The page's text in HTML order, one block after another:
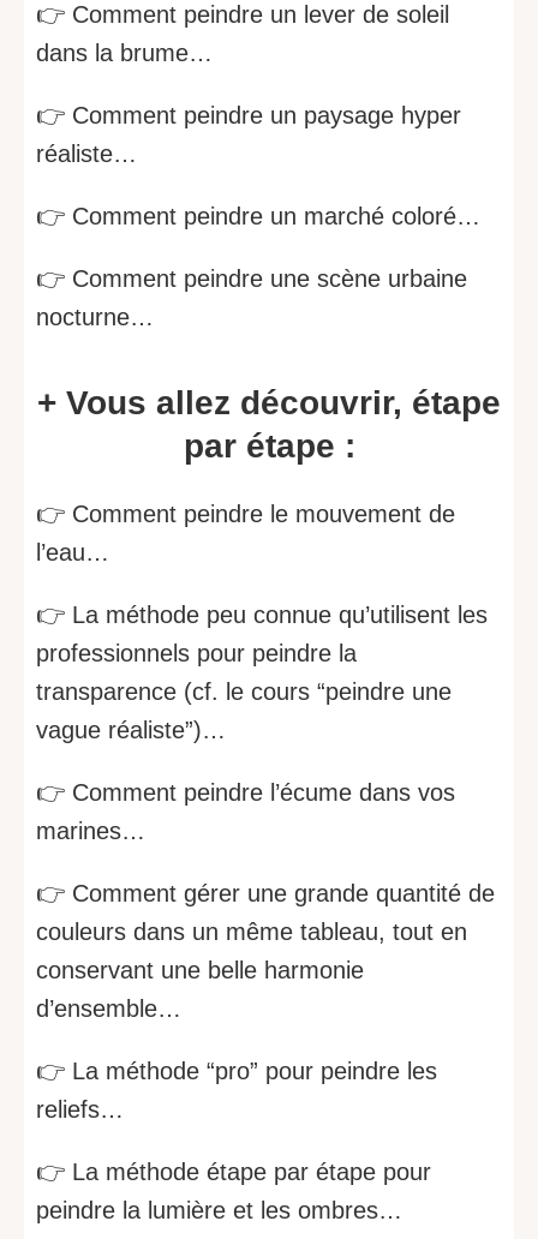
👉 Comment peindre un lever de soleil
dans la brume…
👉 Comment peindre un paysage hyper
réaliste…
👉 Comment peindre un marché coloré…
👉 Comment peindre une scène urbaine
nocturne…
+ Vous allez découvrir, étape
par étape :
👉 Comment peindre le mouvement de
l’eau…
👉 La méthode peu connue qu’utilisent les
professionnels pour peindre la
transparence (cf. le cours “peindre une
vague réaliste”)…
👉 Comment peindre l’écume dans vos
marines…
👉 Comment gérer une grande quantité de
couleurs dans un même tableau, tout en
conservant une belle harmonie
d’ensemble…
👉 La méthode “pro” pour peindre les
reliefs…
👉 La méthode étape par étape pour
peindre la lumière et les ombres…